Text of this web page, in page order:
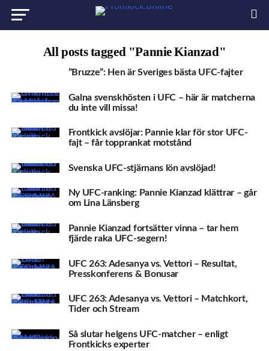
All posts tagged "Pannie Kianzad"
”Bruzze”: Hen är Sveriges bästa UFC-fajter
Galna svenskhösten i UFC – här är matcherna
du inte vill missa!
Frontkick avslöjar: Pannie klar för stor UFC-
fajt – får topprankat motstånd
Svenska UFC-stjärnans lön avslöjad!
Ny UFC-ranking: Pannie Kianzad klättrar – går
om Lina Länsberg
Pannie Kianzad fortsätter vinna – tar hem
fjärde raka UFC-segern!
UFC 263: Adesanya vs. Vettori – Resultat,
Presskonferens & Bonusar
UFC 263: Adesanya vs. Vettori – Matchkort,
Tider och Stream
Så slutar helgens UFC-matcher – enligt
Frontkicks experter